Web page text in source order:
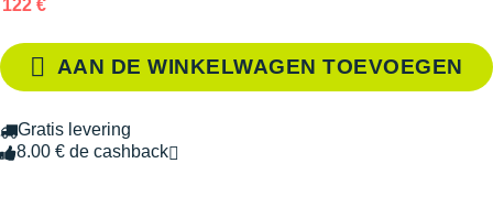
122 €
AAN DE WINKELWAGEN TOEVOEGEN
Gratis levering
8.00 € de cashback